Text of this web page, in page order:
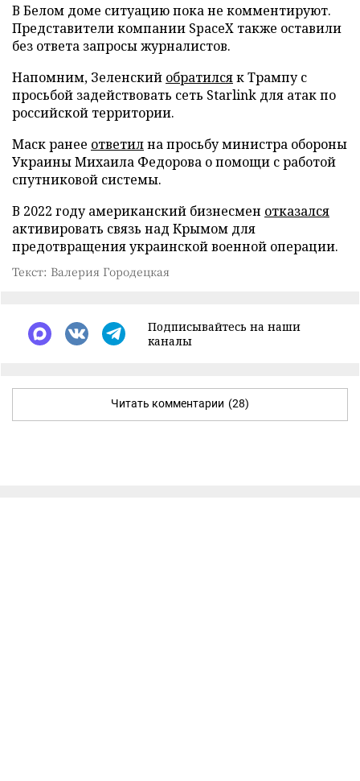
В Белом доме ситуацию пока не комментируют.
Представители компании SpaceX также оставили
без ответа запросы журналистов.
Напомним, Зеленский обратилсяк Трампу с
просьбой задействовать сеть Starlink для атак по
российской территории.
Маск ранее ответилна просьбу министра обороны
Украины Михаила Федорова о помощи с работой
спутниковой системы.
В 2022 году американский бизнесмен отказался
активировать связь над Крымом для
предотвращения украинской военной операции.
Текст: Валерия Городецкая
Подписывайтесь на наши
каналы
Читать комментарии (28)